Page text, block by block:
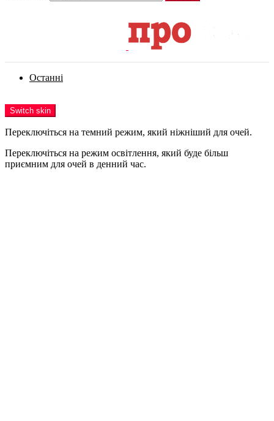
Останні
Switch skin
Переключіться на темний режим, який ніжніший для очей.
Переключіться на режим освітлення, який буде більш
приємним для очей в денний час.